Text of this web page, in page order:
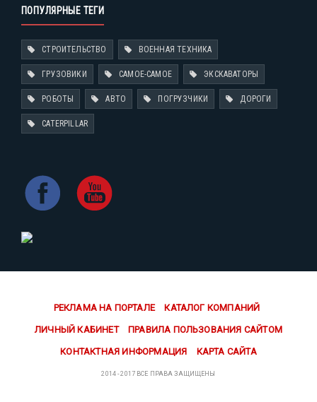
ПОПУЛЯРНЫЕ ТЕГИ
СТРОИТЕЛЬСТВО ВОЕННАЯ ТЕХНИКА
ГРУЗОВИКИ САМОЕ-САМОЕ ЭКСКАВАТОРЫ
РОБОТЫ АВТО ПОГРУЗЧИКИ ДОРОГИ
CATERPILLAR
РЕКЛАМА НА ПОРТАЛЕ КАТАЛОГ КОМПАНИЙ
ЛИЧНЫЙ КАБИНЕТ ПРАВИЛА ПОЛЬЗОВАНИЯ САЙТОМ
КОНТАКТНАЯ ИНФОРМАЦИЯ КАРТА САЙТА
2014 - 2017 ВСЕ ПРАВА ЗАЩИЩЕНЫ